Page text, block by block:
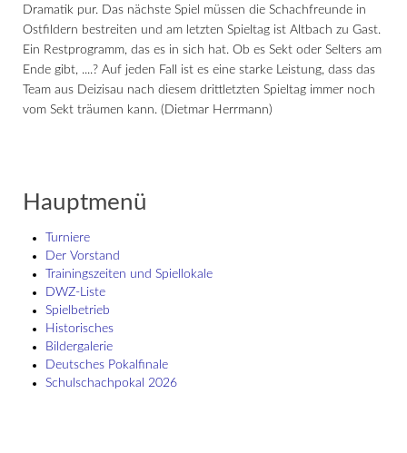
Dramatik pur. Das nächste Spiel müssen die Schachfreunde in
Ostfildern bestreiten und am letzten Spieltag ist Altbach zu Gast.
Ein Restprogramm, das es in sich hat. Ob es Sekt oder Selters am
Ende gibt, ....? Auf jeden Fall ist es eine starke Leistung, dass das
Team aus Deizisau nach diesem drittletzten Spieltag immer noch
vom Sekt träumen kann. (Dietmar Herrmann)
Hauptmenü
Turniere
Der Vorstand
Trainingszeiten und Spiellokale
DWZ-Liste
Spielbetrieb
Historisches
Bildergalerie
Deutsches Pokalfinale
Schulschach­pokal 2026